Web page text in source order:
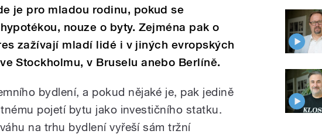
je pro mladou rodinu, pokud se
nouze o byty. Zejména pak o
zažívají mladí lidé i v jiných evropských
Stockholmu, v Bruselu anebo Berlíně.
bydlení, a pokud nějaké je, pak jedině
pojetí bytu jako investičního statku.
na trhu bydlení vyřeší sám tržní